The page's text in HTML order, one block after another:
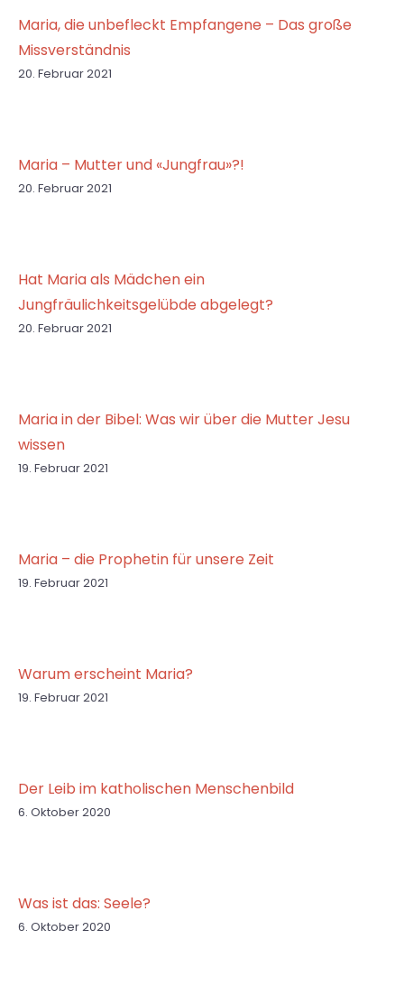
Maria, die unbefleckt Empfangene – Das große
Missverständnis
20. Februar 2021
Maria – Mutter und «Jungfrau»?!
20. Februar 2021
Hat Maria als Mädchen ein
Jungfräulichkeitsgelübde abgelegt?
20. Februar 2021
Maria in der Bibel: Was wir über die Mutter Jesu
wissen
19. Februar 2021
Maria – die Prophetin für unsere Zeit
19. Februar 2021
Warum erscheint Maria?
19. Februar 2021
Der Leib im katholischen Menschenbild
6. Oktober 2020
Was ist das: Seele?
6. Oktober 2020